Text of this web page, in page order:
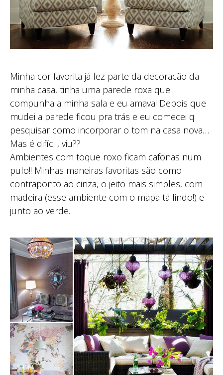
Minha cor favorita já fez parte da decoracão da
minha casa, tinha uma parede roxa que
compunha a minha sala e eu amava! Depois que
mudei a parede ficou pra trás e eu comecei q
pesquisar como incorporar o tom na casa nova…
Mas é difícil, viu??
Ambientes com toque roxo ficam cafonas num
pulo!! Minhas maneiras favoritas são como
contraponto ao cinza, o jeito mais simples, com
madeira (esse ambiente com o mapa tá lindo!) e
junto ao verde.